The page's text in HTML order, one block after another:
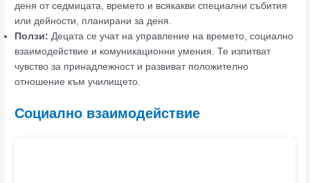
деня от седмицата, времето и всякакви специални събития
или дейности, планирани за деня.
Ползи:Децата се учат на управление на времето, социално
взаимодействие и комуникационни умения. Те изпитват
чувство за принадлежност и развиват положително
отношение към училището.
Социално взаимодействие